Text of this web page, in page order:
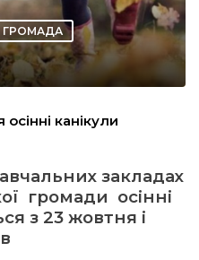
ГРОМАДА
канікули
закладах
громади осінні
з 23 жовтня і